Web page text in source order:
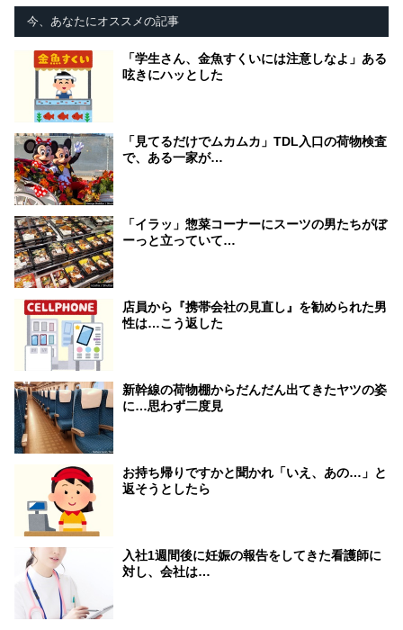
今、あなたにオススメの記事
「学生さん、金魚すくいには注意しなよ」ある
呟きにハッとした
「見てるだけでムカムカ」TDL入口の荷物検査
で、ある一家が…
「イラッ」惣菜コーナーにスーツの男たちがぼ
ーっと立っていて…
店員から『携帯会社の見直し』を勧められた男
性は…こう返した
新幹線の荷物棚からだんだん出てきたヤツの姿
に…思わず二度見
お持ち帰りですかと聞かれ「いえ、あの…」と
返そうとしたら
入社1週間後に妊娠の報告をしてきた看護師に
対し、会社は…